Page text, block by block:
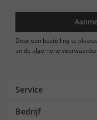
Door een bestelling te
en de algemene
Service
Bedrijf